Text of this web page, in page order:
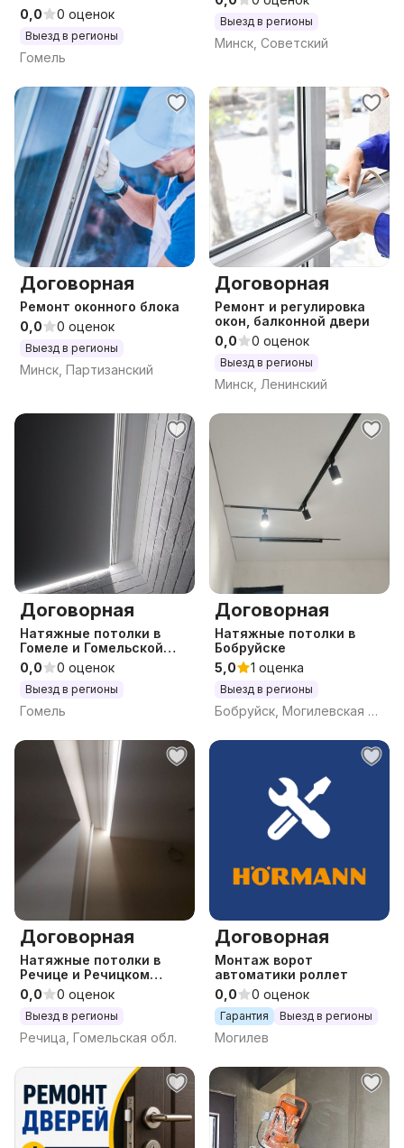
области
0,0 0 оценок
Выезд в регионы
Гомель
Выезд в регионы
Минск, Советский
Договорная
Ремонт оконного блока
0,0
0 оценок
Выезд в регионы
Минск, Партизанский
Договорная
Ремонт и регулировка
окон, балконной двери
0,0
0 оценок
Выезд в регионы
Минск, Ленинский
Договорная
Натяжные потолки в
Гомеле и Гомельской
области
0,0 0 оценок
Выезд в регионы
Гомель
Договорная
Натяжные потолки в
Бобруйске
5,0
1 оценка
Выезд в регионы
Бобруйск, Могилевская обл.
Договорная
Натяжные потолки в
Речице и Речицком
районе
0,0 0 оценок
Выезд в регионы
Речица, Гомельская обл.
Договорная
Монтаж ворот
автоматики роллет
0,0
0 оценок
Гарантия Выезд в регионы
Могилев